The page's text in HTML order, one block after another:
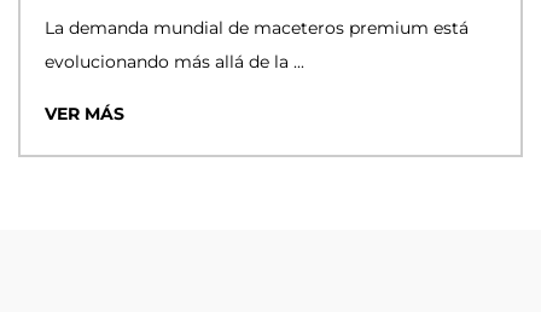
La demanda mundial de maceteros premium está
evolucionando más allá de la ...
VER MÁS